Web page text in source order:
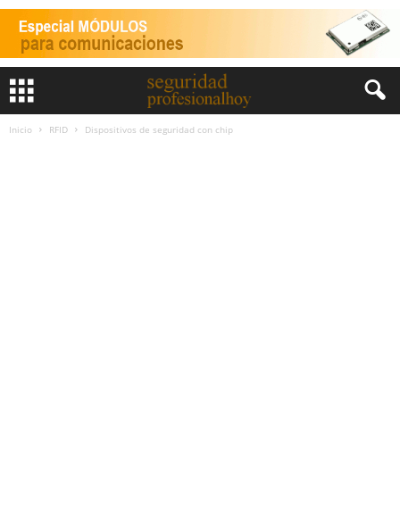
Inicio RFID Dispositivos de seguridad con chip